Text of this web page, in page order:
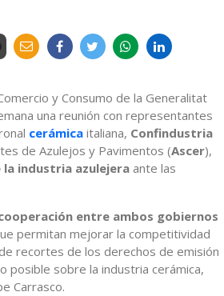
y Consumo de la Generalitat
una reunión con representantes
cerámica italiana, Confindustria
de Azulejos y Pavimentos (Ascer),
industria azulejeraante las
entre ambos gobiernos
permitan mejorar la competitividad
recortes de los derechos de emisión
posible sobre la industria cerámica,
Carrasco.